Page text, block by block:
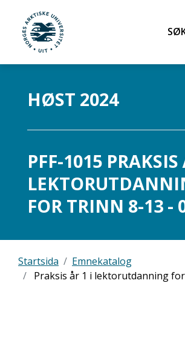
UiT Norges arktiske
HØST 2024
PFF-1015 PRAKSIS
FOR TRINN 8-13 -
Startsida
Emnekatalog
Praksis år 1 i lektorutdanning